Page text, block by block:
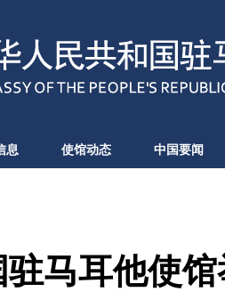
息 使馆动态 中国要闻
驻马耳他使